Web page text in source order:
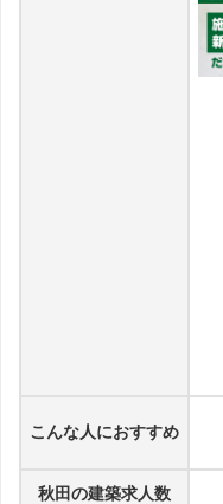
こんな人におすすめ
秋田の建築求人数